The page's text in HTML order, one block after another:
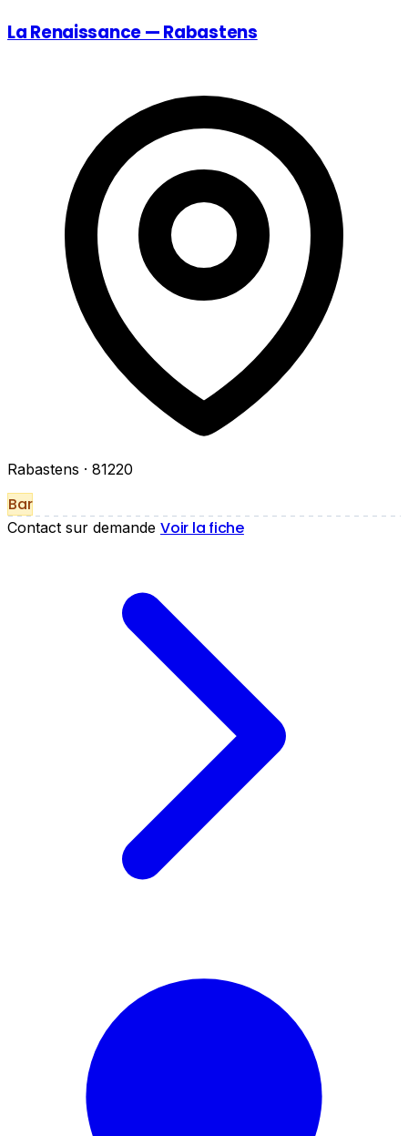
La Renaissance — Rabastens
Rabastens · 81220
Bar
Contact sur demande Voir la fiche